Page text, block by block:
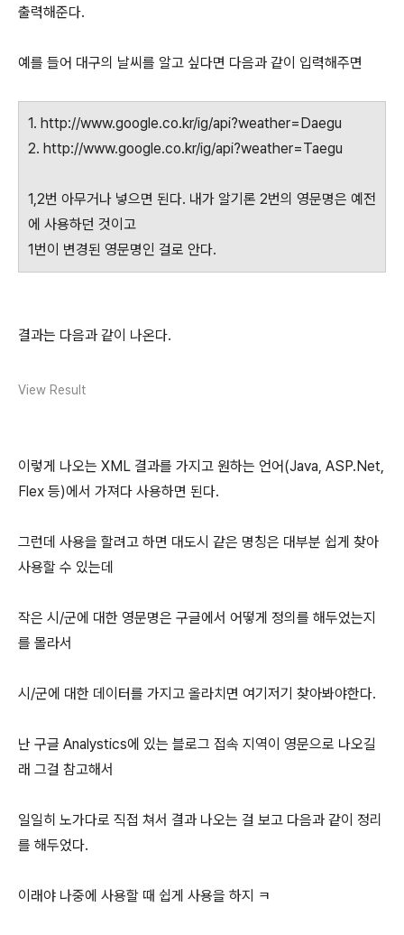
출력해준다.
예를 들어 대구의 날씨를 알고 싶다면 다음과 같이 입력해주면
1. http://www.google.co.kr/ig/api?weather=Daegu
2. http://www.google.co.kr/ig/api?weather=Taegu
1,2번 아무거나 넣으면 된다. 내가 알기론 2번의 영문명은 예전
에 사용하던 것이고
1번이 변경된 영문명인 걸로 안다.
결과는 다음과 같이 나온다.
View Result
이렇게 나오는 XML 결과를 가지고 원하는 언어(Java, ASP.Net,
Flex 등)에서 가져다 사용하면 된다.
그런데 사용을 할려고 하면 대도시 같은 명칭은 대부분 쉽게 찾아
사용할 수 있는데
작은 시/군에 대한 영문명은 구글에서 어떻게 정의를 해두었는지
를 몰라서
시/군에 대한 데이터를 가지고 올라치면 여기저기 찾아봐야한다.
난 구글 Analystics에 있는 블로그 접속 지역이 영문으로 나오길
래 그걸 참고해서
일일히 노가다로 직접 쳐서 결과 나오는 걸 보고 다음과 같이 정리
를 해두었다.
이래야 나중에 사용할 때 쉽게 사용을 하지 ㅋ